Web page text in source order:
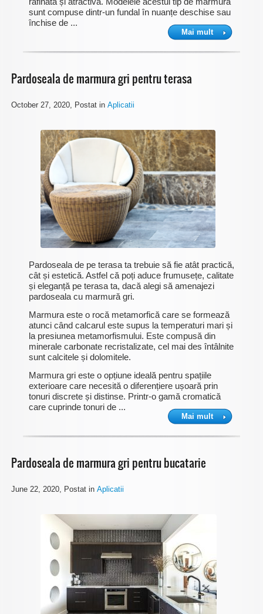
sunt compuse dintr-un fundal în nuanțe deschise sau
închise de ...
Mai mult
Pardoseala de marmura gri pentru terasa
October 27, 2020, Postat in Aplicatii
Pardoseala de pe terasa ta trebuie să fie atât practică,
cât și estetică. Astfel că poți aduce frumusețe, calitate
și eleganță pe terasa ta, dacă alegi să amenajezi
pardoseala cu marmură gri.
Marmura este o rocă metamorfică care se formează
atunci când calcarul este supus la temperaturi mari și
la presiunea metamorfismului. Este compusă din
minerale carbonate recristalizate, cel mai des întâlnite
sunt calcitele și dolomitele.
Marmura gri este o opțiune ideală pentru spațiile
exterioare care necesită o diferențiere ușoară prin
tonuri discrete și distinse. Printr-o gamă cromatică
care cuprinde tonuri de ...
Mai mult
Pardoseala de marmura gri pentru bucatarie
June 22, 2020, Postat in Aplicatii